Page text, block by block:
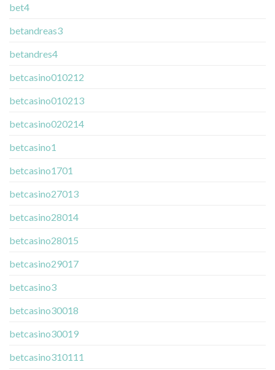
bet4
betandreas3
betandres4
betcasino010212
betcasino010213
betcasino020214
betcasino1
betcasino1701
betcasino27013
betcasino28014
betcasino28015
betcasino29017
betcasino3
betcasino30018
betcasino30019
betcasino310111